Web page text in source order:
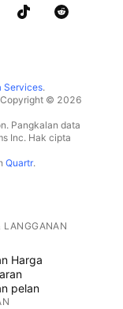
Services.
Copyright © 2026
Pangkalan data
Inc. Hak cipta
Quartr.
LANGGANAN
Harga
pelan